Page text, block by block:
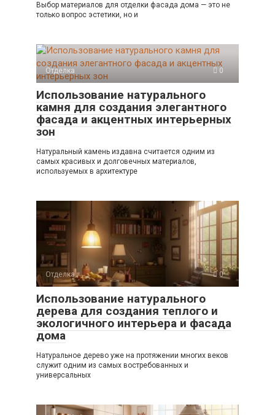
Выбор материалов для отделки фасада дома — это не
только вопрос эстетики, но и
Отделка 0
Использование натурального
камня для создания элегантного
фасада и акцентных интерьерных
зон
Натуральный камень издавна считается одним из
самых красивых и долговечных материалов,
используемых в архитектуре
Отделка 0
Использование натурального
дерева для создания теплого и
экологичного интерьера и фасада
дома
Натуральное дерево уже на протяжении многих веков
служит одним из самых востребованных и
универсальных